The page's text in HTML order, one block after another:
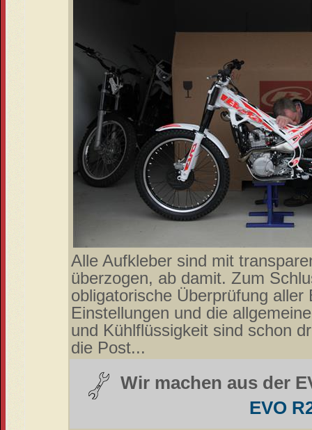
Alle Aufkleber sind mit
überzogen, ab damit. Zum
obligatorische Überprüfung
Einstellungen und die
und Kühlflüssigkeit sind schon
die Post...
Wir machen aus der
EVO